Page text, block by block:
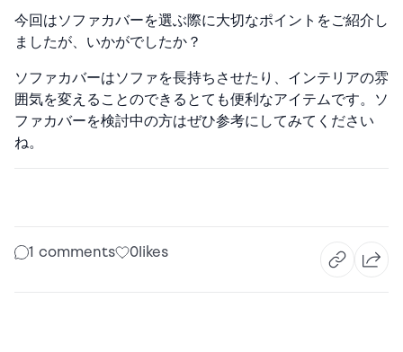
今回はソファカバーを選ぶ際に大切なポイントをご紹介し
ましたが、いかがでしたか？
ソファカバーはソファを長持ちさせたり、インテリアの雰
囲気を変えることのできるとても便利なアイテムです。ソ
ファカバーを検討中の方はぜひ参考にしてみてください
ね。
1 comments 0 likes